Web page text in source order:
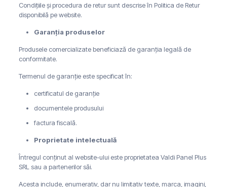
Condițiile și procedura de retur sunt descrise în Politica de Retur
disponibilă pe website.
Garanția produselor
Produsele comercializate beneficiază de garanția legală de
conformitate.
Termenul de garanție este specificat în:
certificatul de garanție
documentele produsului
factura fiscală.
Proprietate intelectuală
Întregul conținut al website-ului este proprietatea Valdi Panel Plus
SRL sau a partenerilor săi.
Acesta include, enumerativ, dar nu limitativ texte, marca, imagini,